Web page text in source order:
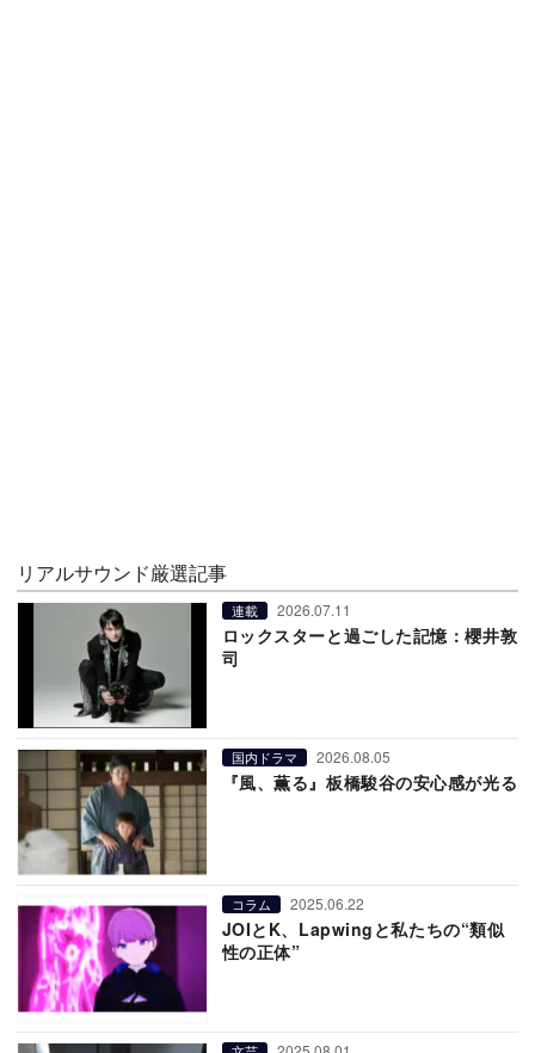
リアルサウンド厳選記事
連載 2026.07.11
ロックスターと過ごした記憶：櫻井敦
司
国内ドラマ 2026.08.05
『風、薫る』板橋駿谷の安心感が光る
コラム 2025.06.22
JOIとK、Lapwingと私たちの“類似
性の正体”